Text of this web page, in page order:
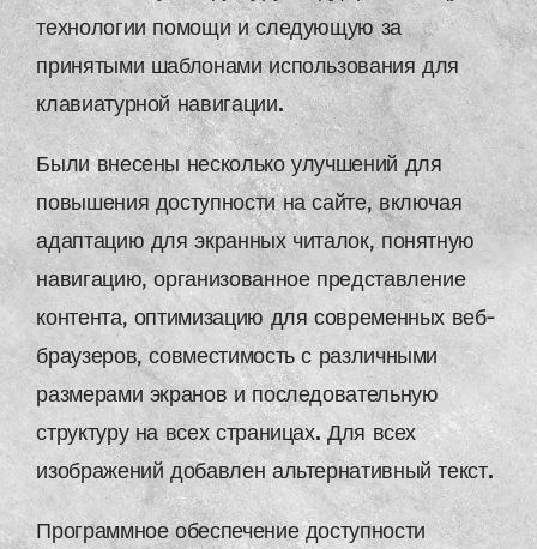
технологии помощи и следующую за
принятыми шаблонами использования для
клавиатурной навигации.
Были внесены несколько улучшений для
повышения доступности на сайте, включая
адаптацию для экранных читалок, понятную
навигацию, организованное представление
контента, оптимизацию для современных веб-
браузеров, совместимость с различными
размерами экранов и последовательную
структуру на всех страницах. Для всех
изображений добавлен альтернативный текст.
Программное обеспечение доступности